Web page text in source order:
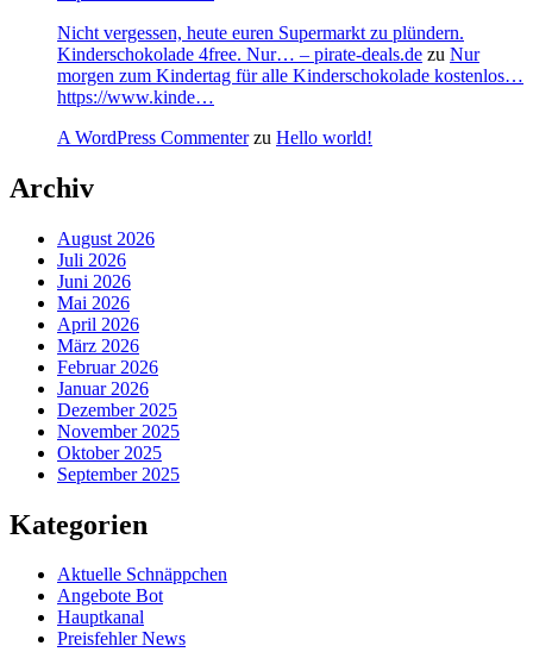
Nicht vergessen, heute euren Supermarkt zu plündern.
Kinderschokolade 4free. Nur… – pirate-deals.de zu Nur
morgen zum Kindertag für alle Kinderschokolade kostenlos…
https://www.kinde…
A WordPress Commenterzu Hello world!
Archiv
August 2026
Juli 2026
Juni 2026
Mai 2026
April 2026
März 2026
Februar 2026
Januar 2026
Dezember 2025
November 2025
Oktober 2025
September 2025
Kategorien
Aktuelle Schnäppchen
Angebote Bot
Hauptkanal
Preisfehler News